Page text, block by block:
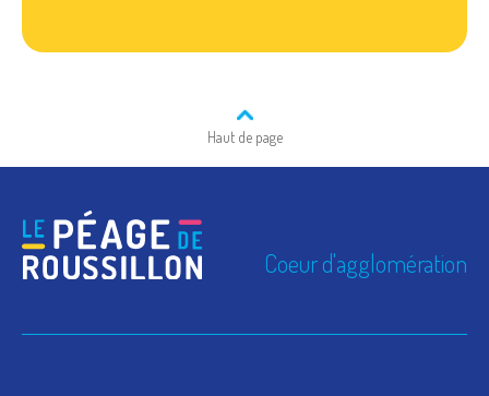
Haut de page
Coeur d'agglomération